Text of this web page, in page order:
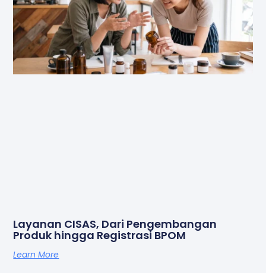
Layanan CISAS, Dari Pengembangan
Produk hingga Registrasi BPOM
Learn More